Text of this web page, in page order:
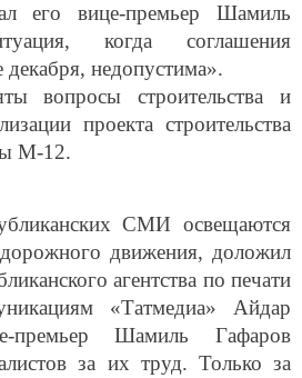
его вице-премьер Шамиль
когда соглашения
декабря, недопустима».
вопросы строительства и
проекта строительства
М-12.
СМИ освещаются
движения, доложил
агентства по печати
«Татмедиа» Айдар
премьер Шамиль Гафаров
за их труд. Только за